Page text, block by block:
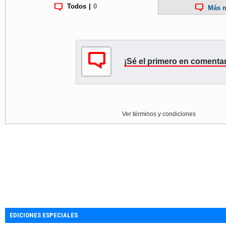
Todos 0 Más
¡Sé el primero en
Ver términos y condiciones
EDICIONES ESPECIALES